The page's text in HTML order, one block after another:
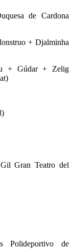
de Cardona
+ Djalminha
+ Gúdar + Zelig
Gran Teatro del
Polideportivo de